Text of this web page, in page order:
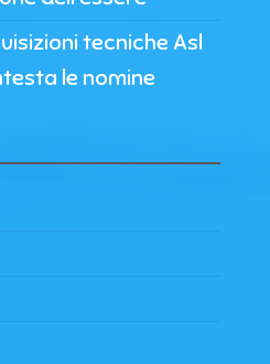
tecniche Asl
le nomine